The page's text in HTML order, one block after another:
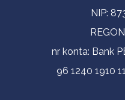
NIP:
nr konta: Bank
96 1240 1910